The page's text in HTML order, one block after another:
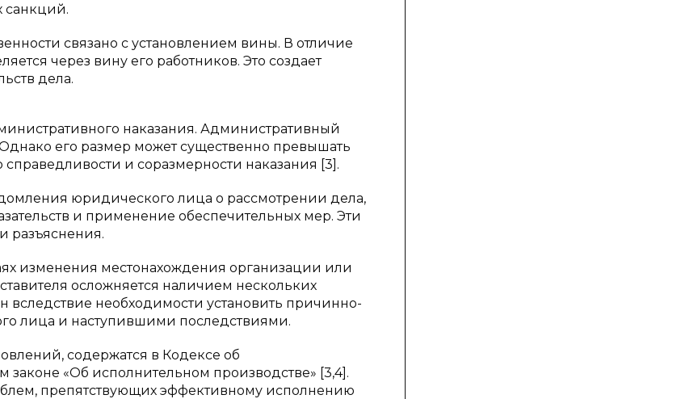
санкций.
связано с установлением вины. В отличие
через вину его работников. Это создает
дела.
наказания. Административный
его размер может существенно превышать
и соразмерности наказания [3].
юридического лица о рассмотрении дела,
и применение обеспечительных мер. Эти
разъяснения.
изменения местонахождения организации или
осложняется наличием нескольких
вследствие необходимости установить причинно-
лица и наступившими последствиями.
содержатся в Кодексе об
«Об исполнительном производстве» [3,4].
препятствующих эффективному исполнению